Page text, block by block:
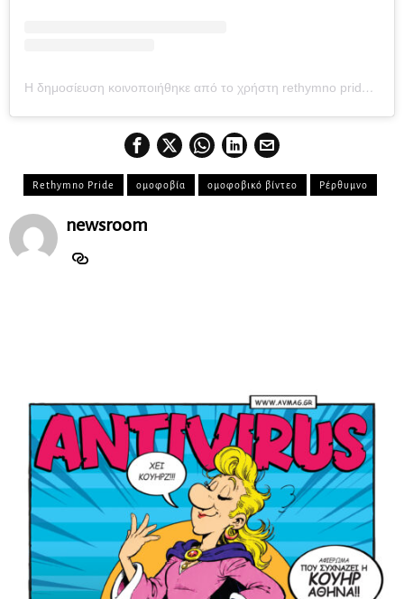
Η δημοσίευση κοινοποιήθηκε από το χρήστη rethymno pride (@rethymno_pride)
Rethymno Pride ομοφοβία ομοφοβικό βίντεο Ρέρθυμνο
newsroom